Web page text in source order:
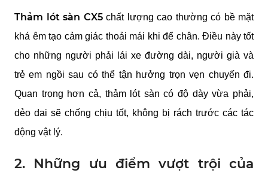
Thảm lót sàn CX5chất lượng cao thường có bề mặt
khá êm tạo cảm giác thoải mái khi để chân. Điều này tốt
cho những người phải lái xe đường dài, người già và
trẻ em ngồi sau có thể tận hưởng trọn vẹn chuyến đi.
Quan trọng hơn cả, thảm lót sàn có độ dày vừa phải,
dẻo dai sẽ chống chịu tốt, không bị rách trước các tác
động vật lý.
2. Những ưu điểm vượt trội của